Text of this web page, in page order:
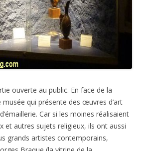
ouverte au public. En face de la
qui présente des œuvres d’art
Car si les moines réalisaient
et autres sujets religieux, ils ont aussi
grands artistes contemporains,